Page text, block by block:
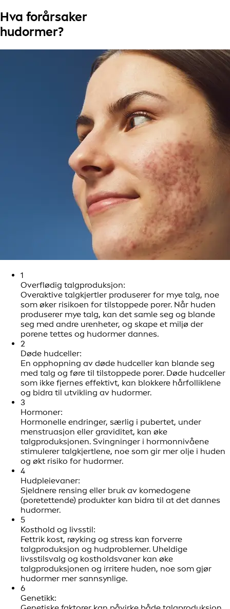
Hva forårsaker
hudormer?
1
Overflødig talgproduksjon:
Overaktive talgkjertler produserer for mye talg, noe
som øker risikoen for tilstoppede porer. Når huden
produserer mye talg, kan det samle seg og blande
seg med andre urenheter, og skape et miljø der
porene tettes og hudormer dannes.
2
Døde hudceller:
En opphopning av døde hudceller kan blande seg
med talg og føre til tilstoppede porer. Døde hudceller
som ikke fjernes effektivt, kan blokkere hårfolliklene
og bidra til utvikling av hudormer.
3
Hormoner:
Hormonelle endringer, særlig i pubertet, under
menstruasjon eller graviditet, kan øke
talgproduksjonen. Svingninger i hormonnivåene
stimulerer talgkjertlene, noe som gir mer olje i huden
og økt risiko for hudormer.
4
Hudpleievaner:
Sjeldnere rensing eller bruk av komedogene
(poretettende) produkter kan bidra til at det dannes
hudormer.
5
Kosthold og livsstil:
Fettrik kost, røyking og stress kan forverre
talgproduksjon og hudproblemer. Uheldige
livsstilsvalg og kostholdsvaner kan øke
talgproduksjonen og irritere huden, noe som gjør
hudormer mer sannsynlige.
6
Genetikk: